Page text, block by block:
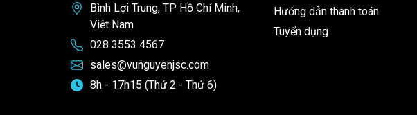
Bình Lợi Trung, TP Hồ Chí Minh,
Việt Nam
028 3553 4567
sales@vunguyenjsc.com
8h - 17h15 (Thứ 2 - Thứ 6)
Hướng dẫn thanh toán
Tuyển dụng